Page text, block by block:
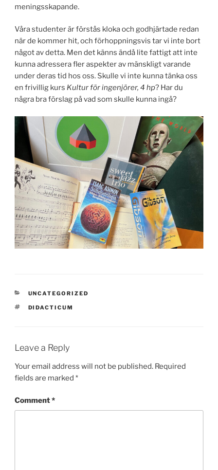
meningsskapande.
Våra studenter är förstås kloka och godhjärtade redan
när de kommer hit, och förhoppningsvis tar vi inte bort
något av detta. Men det känns ändå lite fattigt att inte
kunna adressera fler aspekter av mänskligt varande
under deras tid hos oss. Skulle vi inte kunna tänka oss
en frivillig kurs Kultur för ingenjörer, 4 hp? Har du
några bra förslag på vad som skulle kunna ingå?
CATEGORIES
UNCATEGORIZED
TAGS
DIDACTICUM
Leave a Reply
Your email address will not be published. Required
fields are marked *
Comment*